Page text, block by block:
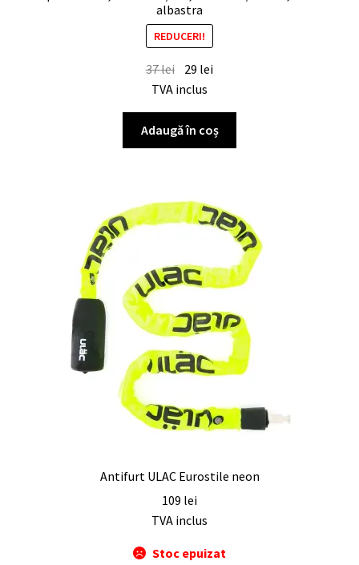
albastra
REDUCERI!
37lei 29 lei
TVA inclus
Adaugă în coș
Antifurt ULAC Eurostile neon
109 lei
TVA inclus
Stoc epuizat